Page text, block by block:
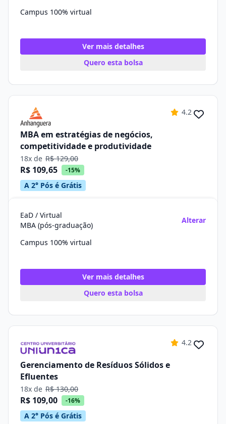
Campus 100% virtual
Ver mais detalhes
Quero esta bolsa
4.2
MBA em estratégias de negócios,
competitividade e produtividade
18x de R$ 129,00
R$ 109,65 -15%
A 2° Pós é Grátis
EaD / Virtual
MBA (pós-graduação)
Alterar
Campus 100% virtual
Ver mais detalhes
Quero esta bolsa
4.2
Gerenciamento de Resíduos Sólidos e
Efluentes
18x de R$ 130,00
R$ 109,00 -16%
A 2° Pós é Grátis